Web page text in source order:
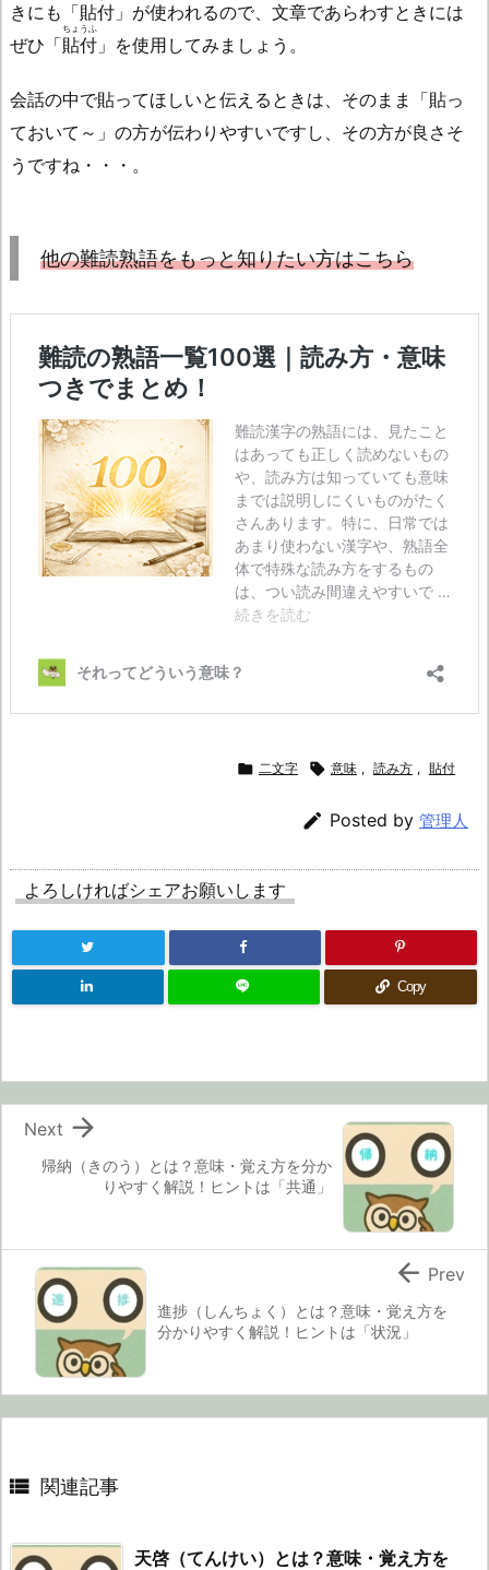
きにも「貼付 」が使われるので、文章であらわすときには
ぜひ「貼付
ちょうふ
」を使用してみましょう。
会話の中で貼ってほしいと伝えるときは、そのまま「貼っ
ておいて～」の方が伝わりやすいですし、その方が良さそ
うですね・・・。
他の難読熟語をもっと知りたい方はこちら
 二文字  意味 , 読み方 , 貼付
 Posted by 管理人
よろしければシェアお願いします
Copy
帰納（きのう）とは？意味・覚え方を分か
りやすく解説！ヒントは「共通」

Next
進捗（しんちょく）とは？意味・覚え方を
分かりやすく解説！ヒントは「状況」
 Prev
 関連記事
天啓（てんけい）とは？意味・覚え方を